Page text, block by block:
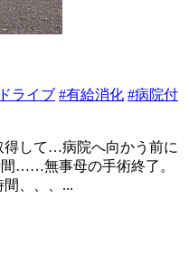
ライブ #有給消化 #病院付
得して…病院へ向かう前に
……無事母の手術終了。
、、、...